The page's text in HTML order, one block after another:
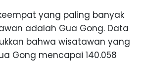
yang paling banyak
adalah Gua Gong. Data
bahwa wisatawan yang
Gong mencapai 140.058